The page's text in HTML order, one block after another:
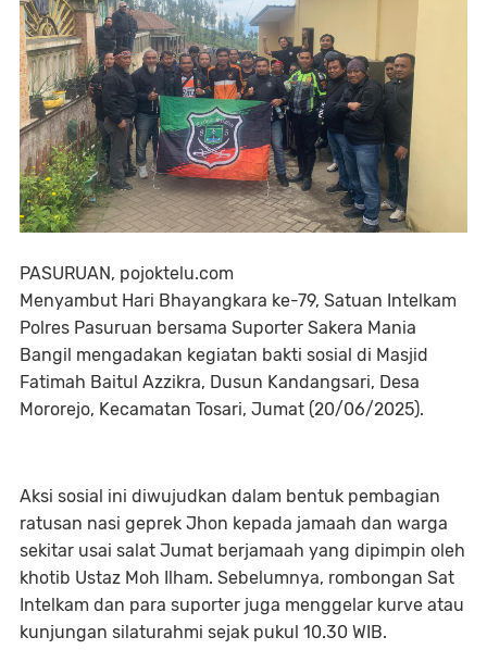
PASURUAN, pojoktelu.com
Menyambut Hari Bhayangkara ke-79, Satuan Intelkam
Polres Pasuruan bersama Suporter Sakera Mania
Bangil mengadakan kegiatan bakti sosial di Masjid
Fatimah Baitul Azzikra, Dusun Kandangsari, Desa
Mororejo, Kecamatan Tosari, Jumat (20/06/2025).
Aksi sosial ini diwujudkan dalam bentuk pembagian
ratusan nasi geprek Jhon kepada jamaah dan warga
sekitar usai salat Jumat berjamaah yang dipimpin oleh
khotib Ustaz Moh Ilham. Sebelumnya, rombongan Sat
Intelkam dan para suporter juga menggelar kurve atau
kunjungan silaturahmi sejak pukul 10.30 WIB.